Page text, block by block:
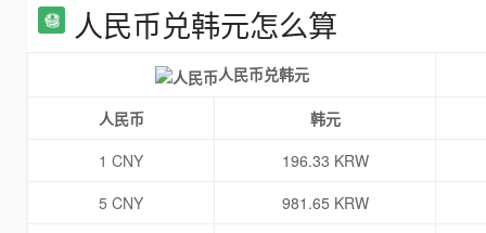
人民币兑韩元怎么算
人民币兑韩元
人民币
韩元
1 CNY
196.33 KRW
5 CNY
981.65 KRW